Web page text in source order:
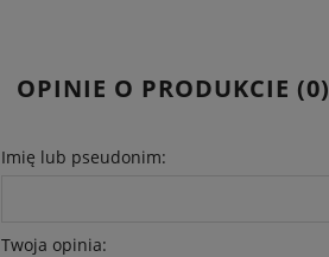
OPINIE O PRODUKCIE (0)
Imię lub pseudonim:
Twoja opinia: